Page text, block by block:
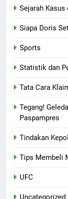
Sejarah Kasus
Siapa Doris
Sports
Statistik dan
Tata Cara
Tegang!
Paspampres
Tindakan
Tips Membeli
UFC
Uncategorized